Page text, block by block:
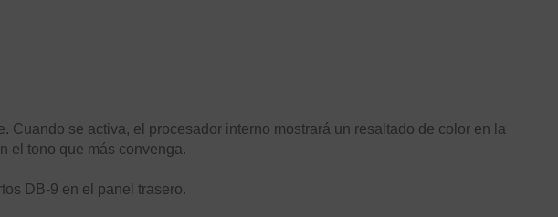
se activa, el procesador interno mostrará un resaltado de color en la
el tono que más convenga.
DB-9 en el panel trasero.